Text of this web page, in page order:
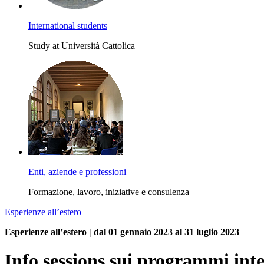
International students
Study at Università Cattolica
Enti, aziende e professioni
Formazione, lavoro, iniziative e consulenza
Esperienze all’estero
Esperienze all’estero | dal 01 gennaio 2023 al 31 luglio 2023